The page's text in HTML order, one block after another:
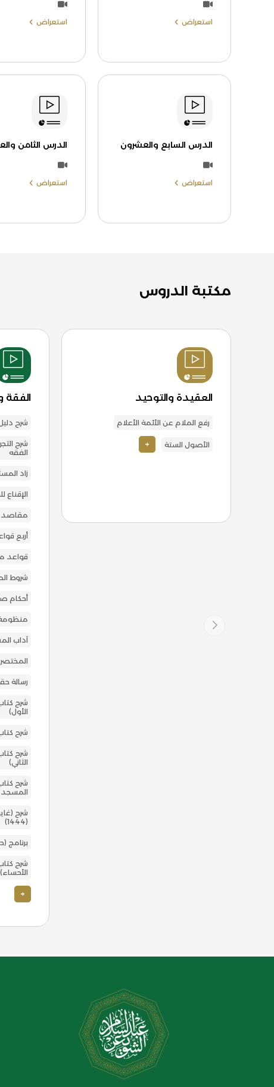
استعراض استعراض
الدرس السابع والعشرون
استعراض
الدرس الثامن
استعراض
مكتبة الدروس
العقيدة والتوحيد
رفع الملام عن الأئمة الأعلام
الأصول الستة +
الفقة
شرح
شرح
الفقه
زاد
الإقناع
مقاصد
أربع
قواعد
شروط
أحكام
منظومة
آداب
رسالة
شرح
الأول)
شرح
شرح
الثاني)
شرح
المسجد
شرح
(1444)
برنامج
شرح
الأحساء)
+